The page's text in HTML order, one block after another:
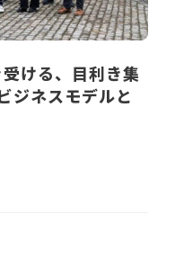
ける、目利き集
ネスモデルと